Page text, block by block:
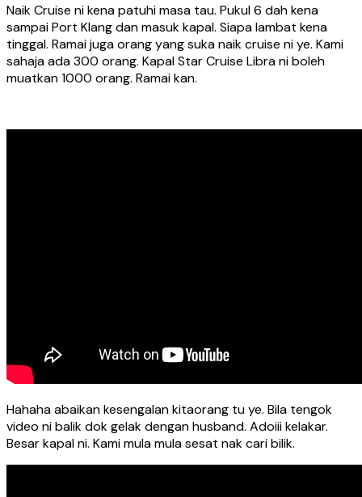
Naik Cruise ni kena patuhi masa tau. Pukul 6 dah kena
sampai Port Klang dan masuk kapal. Siapa lambat kena
tinggal. Ramai juga orang yang suka naik cruise ni ye. Kami
sahaja ada 300 orang. Kapal Star Cruise Libra ni boleh
muatkan 1000 orang. Ramai kan.
Hahaha abaikan kesengalan kitaorang tu ye. Bila tengok
video ni balik dok gelak dengan husband. Adoiii kelakar.
Besar kapal ni. Kami mula mula sesat nak cari bilik.